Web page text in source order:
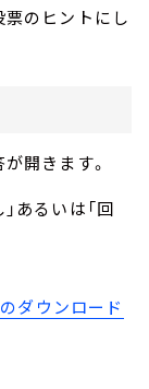
のヒントにし
開きます。
あるいは「回
ダウンロード